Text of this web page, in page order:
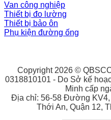
Van công nghiệp
Thiết bị đo lường
Thiết bị bảo ôn
Phụ kiện đường ống
Copyright 2026 ©
0318810101 - Do Sở kế
Minh cấp
Địa chỉ: 56-58 Đường
Thới An, Quận 12,